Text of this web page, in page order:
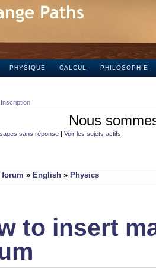
PHYSIQUE CALCUL PHILOSOPHIE
Inscription
Nous
sans réponse | Voir les sujets actifs
forum » English » Physics
to insert